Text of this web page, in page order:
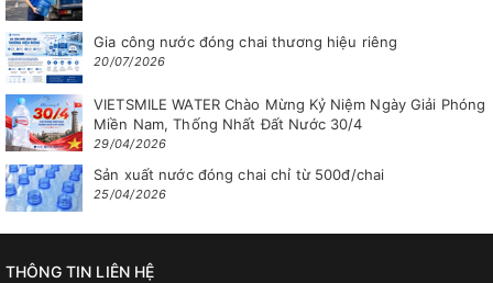
Gia công nước đóng chai thương hiệu riêng
20/07/2026
VIETSMILE WATER Chào Mừng Kỷ Niệm Ngày Giải Phóng
Miền Nam, Thống Nhất Đất Nước 30/4
29/04/2026
Sản xuất nước đóng chai chỉ từ 500đ/chai
25/04/2026
THÔNG TIN LIÊN HỆ